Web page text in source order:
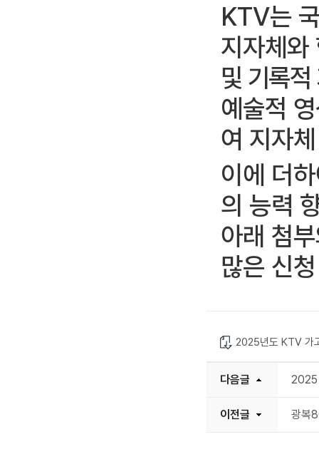
KTV는
지자체와
및 기록
예술적
여 지자
이에 더
의 능력
아래 첨
많은 신
2025년도 KTV 가
다음글 2025
이전글 광복